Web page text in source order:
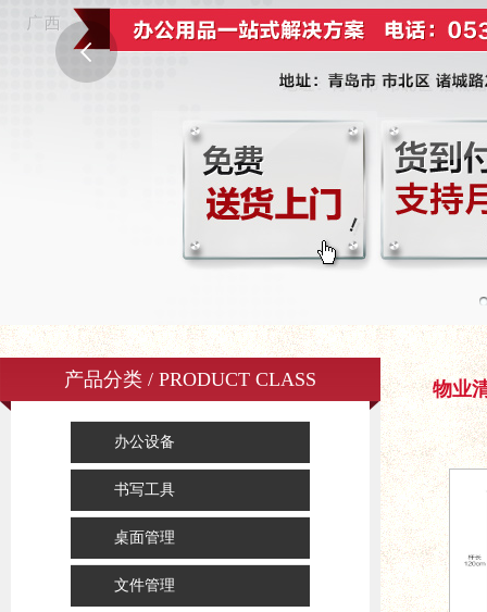
产品分类 / PRODUCT CLASS
办公设备
书写工具
桌面管理
文件管理
物业